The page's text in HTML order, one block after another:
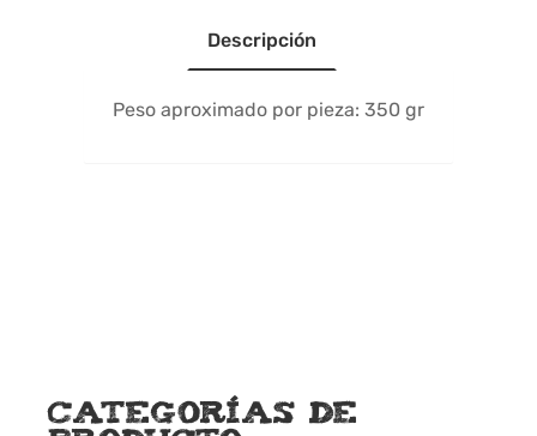
Descripción
Peso aproximado por pieza: 350 gr
Categorías de